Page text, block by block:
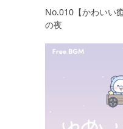
No.010【かわいい
の夜